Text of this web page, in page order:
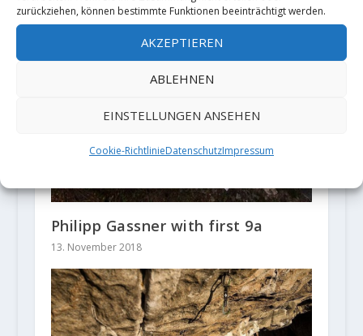
zurückziehen, können bestimmte Funktionen beeinträchtigt werden.
AKZEPTIEREN
ABLEHNEN
EINSTELLUNGEN ANSEHEN
Cookie-RichtlinieDatenschutzImpressum
Philipp Gassner with first 9a
13. November 2018